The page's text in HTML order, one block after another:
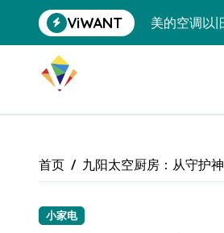
到
ViWANT
美的空调以
黄金瞬间
特斯拉中国
Xbox七月大
首页 九阳太空厨房：从守护
小家电